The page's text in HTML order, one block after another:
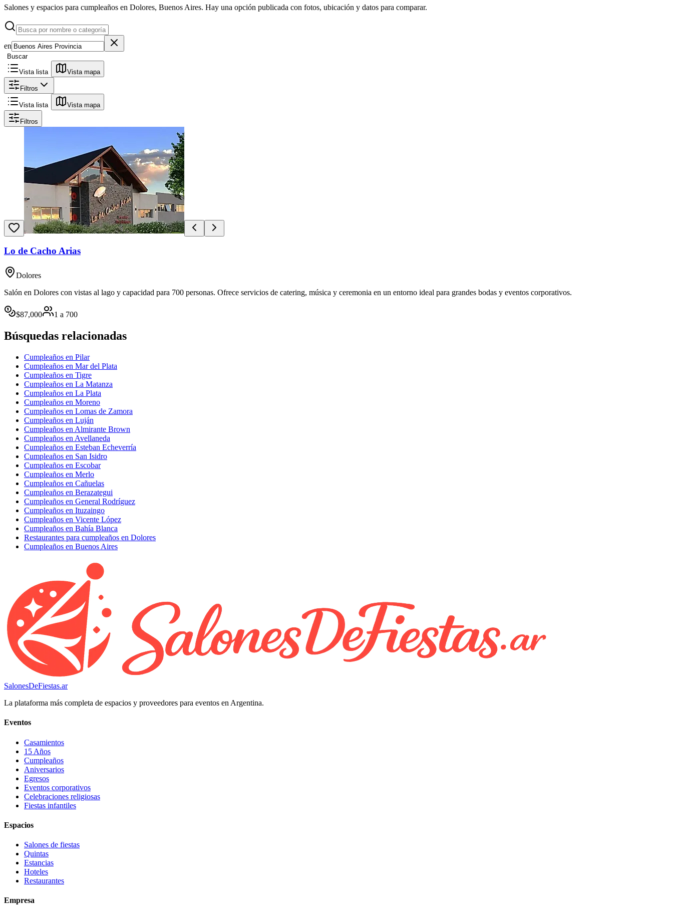
Salones y espacios para cumpleaños en Dolores, Buenos Aires. Hay una opción publicada con fotos, ubicación y datos para comparar.
en
Buscar
Vista lista Vista mapa
Filtros
Vista lista Vista mapa
Filtros
Lo de Cacho Arias
Dolores
Salón en Dolores con vistas al lago y capacidad para 700 personas. Ofrece servicios de catering, música y ceremonia en un entorno ideal para grandes bodas y eventos corporativos.
$87,000 1 a 700
Búsquedas relacionadas
Cumpleaños en Pilar
Cumpleaños en Mar del Plata
Cumpleaños en Tigre
Cumpleaños en La Matanza
Cumpleaños en La Plata
Cumpleaños en Moreno
Cumpleaños en Lomas de Zamora
Cumpleaños en Luján
Cumpleaños en Almirante Brown
Cumpleaños en Avellaneda
Cumpleaños en Esteban Echeverría
Cumpleaños en San Isidro
Cumpleaños en Escobar
Cumpleaños en Merlo
Cumpleaños en Cañuelas
Cumpleaños en Berazategui
Cumpleaños en General Rodríguez
Cumpleaños en Ituzaingo
Cumpleaños en Vicente López
Cumpleaños en Bahía Blanca
Restaurantes para cumpleaños en Dolores
Cumpleaños en Buenos Aires
SalonesDeFiestas.ar
La plataforma más completa de espacios y proveedores para eventos en Argentina.
Eventos
Casamientos
15 Años
Cumpleaños
Aniversarios
Egresos
Eventos corporativos
Celebraciones religiosas
Fiestas infantiles
Espacios
Salones de fiestas
Quintas
Estancias
Hoteles
Restaurantes
Empresa